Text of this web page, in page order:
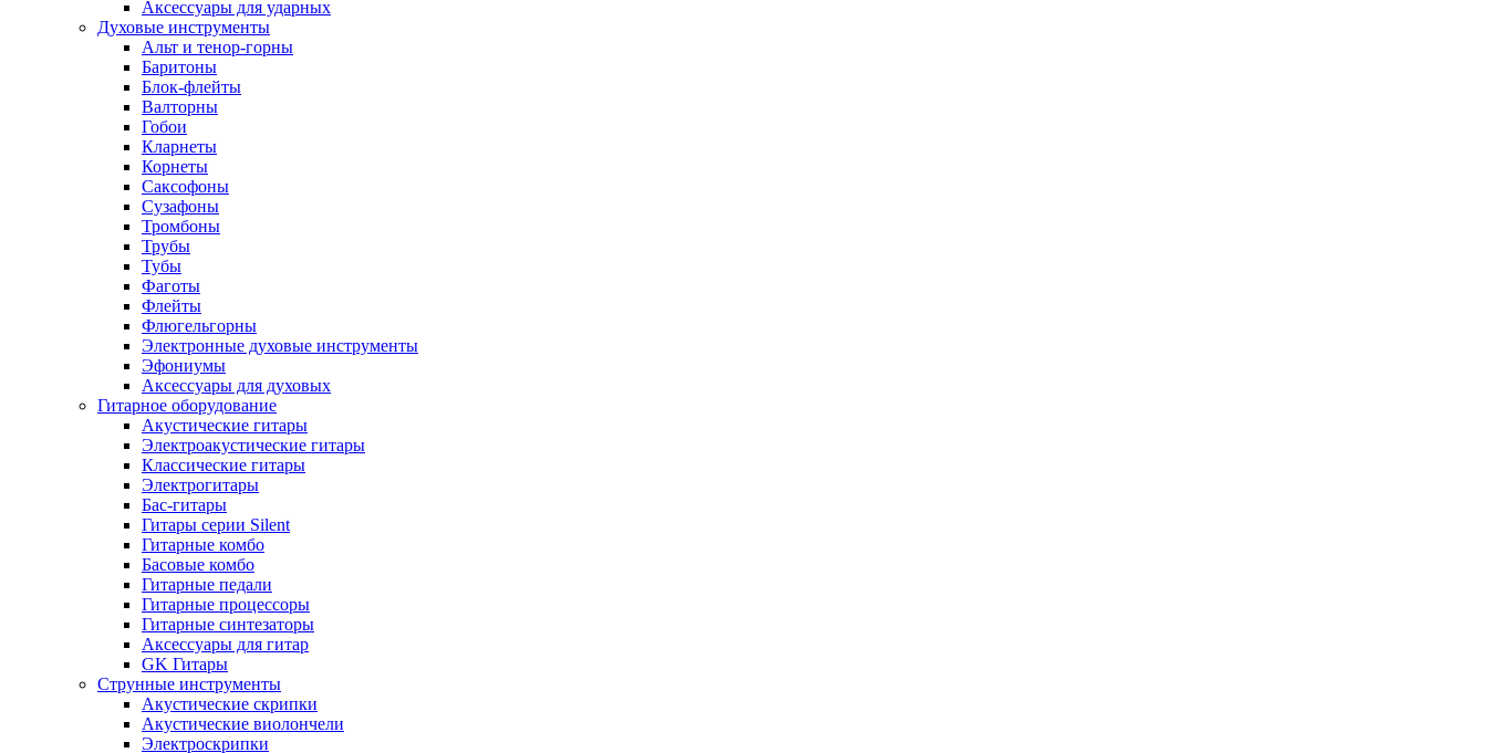
Аксессуары для ударных
Духовые инструменты
Альт и тенор-горны
Баритоны
Блок-флейты
Валторны
Гобои
Кларнеты
Корнеты
Саксофоны
Сузафоны
Тромбоны
Трубы
Тубы
Фаготы
Флейты
Флюгельгорны
Электронные духовые инструменты
Эфониумы
Аксессуары для духовых
Гитарное оборудование
Акустические гитары
Электроакустические гитары
Классические гитары
Электрогитары
Бас-гитары
Гитары серии Silent
Гитарные комбо
Басовые комбо
Гитарные педали
Гитарные процессоры
Гитарные синтезаторы
Аксессуары для гитар
GK Гитары
Струнные инструменты
Акустические скрипки
Акустические виолончели
Электроскрипки